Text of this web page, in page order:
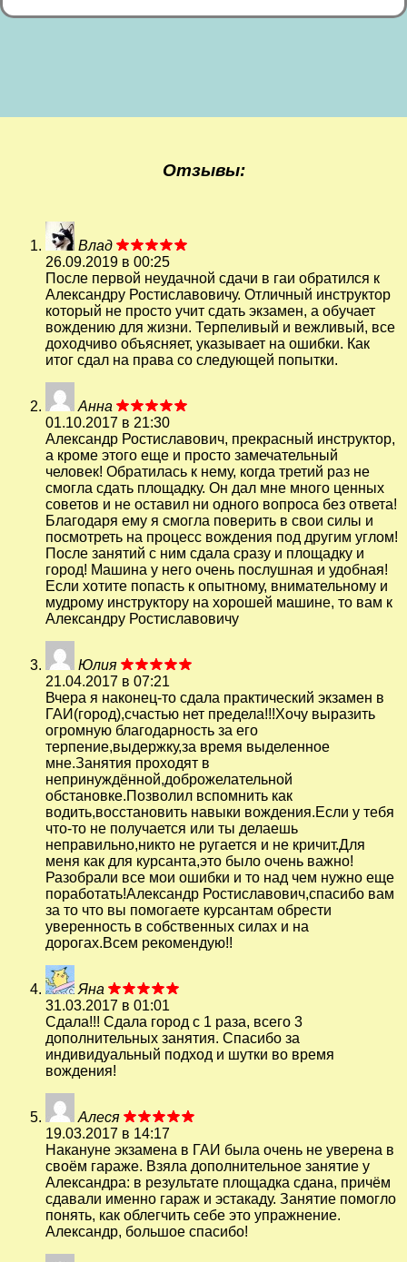
Отзывы:
Влад
26.09.2019 в 00:25
После первой неудачной сдачи в гаи обратился к
Александру Ростиславовичу. Отличный инструктор
который не просто учит сдать экзамен, а обучает
вождению для жизни. Терпеливый и вежливый, все
доходчиво объясняет, указывает на ошибки. Как
итог сдал на права со следующей попытки.
Анна
01.10.2017 в 21:30
Александр Ростиславович, прекрасный инструктор,
а кроме этого еще и просто замечательный
человек! Обратилась к нему, когда третий раз не
смогла сдать площадку. Он дал мне много ценных
советов и не оставил ни одного вопроса без ответа!
Благодаря ему я смогла поверить в свои силы и
посмотреть на процесс вождения под другим углом!
После занятий с ним сдала сразу и площадку и
город! Машина у него очень послушная и удобная!
Если хотите попасть к опытному, внимательному и
мудрому инструктору на хорошей машине, то вам к
Александру Ростиславовичу
Юлия
21.04.2017 в 07:21
Вчера я наконец-то сдала практический экзамен в
ГАИ(город),счастью нет предела!!!Хочу выразить
огромную благодарность за его
терпение,выдержку,за время выделенное
мне.Занятия проходят в
непринуждённой,доброжелательной
обстановке.Позволил вспомнить как
водить,восстановить навыки вождения.Если у тебя
что-то не получается или ты делаешь
неправильно,никто не ругается и не кричит.Для
меня как для курсанта,это было очень важно!
Разобрали все мои ошибки и то над чем нужно еще
поработать!Александр Ростиславович,спасибо вам
за то что вы помогаете курсантам обрести
уверенность в собственных силах и на
дорогах.Всем рекомендую!!
Яна
31.03.2017 в 01:01
Сдала!!! Сдала город с 1 раза, всего 3
дополнительных занятия. Спасибо за
индивидуальный подход и шутки во время
вождения!
Алеся
19.03.2017 в 14:17
Накануне экзамена в ГАИ была очень не уверена в
своём гараже. Взяла дополнительное занятие у
Александра: в результате площадка сдана, причём
сдавали именно гараж и эстакаду. Занятие помогло
понять, как облегчить себе это упражнение.
Александр, большое спасибо!